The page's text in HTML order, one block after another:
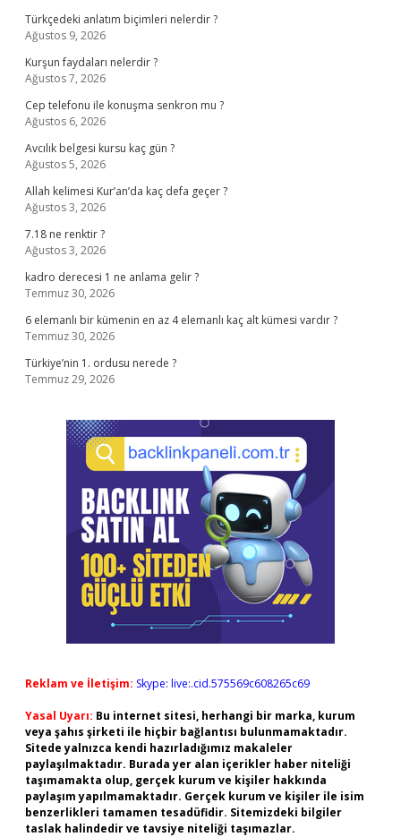
Türkçedeki anlatım biçimleri nelerdir ?
Ağustos 9, 2026
Kurşun faydaları nelerdir ?
Ağustos 7, 2026
Cep telefonu ile konuşma senkron mu ?
Ağustos 6, 2026
Avcılık belgesi kursu kaç gün ?
Ağustos 5, 2026
Allah kelimesi Kur’an’da kaç defa geçer ?
Ağustos 3, 2026
7.18 ne renktir ?
Ağustos 3, 2026
kadro derecesi 1 ne anlama gelir ?
Temmuz 30, 2026
6 elemanlı bir kümenin en az 4 elemanlı kaç alt kümesi vardır ?
Temmuz 30, 2026
Türkiye’nin 1. ordusu nerede ?
Temmuz 29, 2026
Reklam ve İletişim: Skype: live:.cid.575569c608265c69
Yasal Uyarı: Bu internet sitesi, herhangi bir marka, kurum
veya şahıs şirketi ile hiçbir bağlantısı bulunmamaktadır.
Sitede yalnızca kendi hazırladığımız makaleler
paylaşılmaktadır. Burada yer alan içerikler haber niteliği
taşımamakta olup, gerçek kurum ve kişiler hakkında
paylaşım yapılmamaktadır. Gerçek kurum ve kişiler ile isim
benzerlikleri tamamen tesadüfidir. Sitemizdeki bilgiler
taslak halindedir ve tavsiye niteliği taşımazlar.